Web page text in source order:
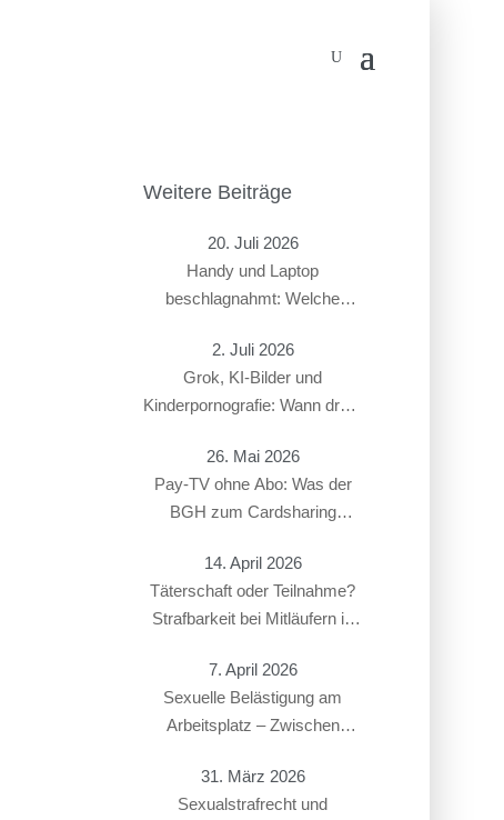
Weitere Beiträge
20. Juli 2026
Handy und Laptop
beschlagnahmt: Welche
2. Juli 2026
Grok, KI-Bilder und
Kinderpornografie: Wann droht
26. Mai 2026
Pay-TV ohne Abo: Was der
BGH zum Cardsharing
14. April 2026
Täterschaft oder Teilnahme?
Strafbarkeit bei Mitläufern in
7. April 2026
Sexuelle Belästigung am
Arbeitsplatz – Zwischen
Überschneidung von § 184i
StGB mit arbeitsrechtlichen
31. März 2026
Sexualstrafrecht und